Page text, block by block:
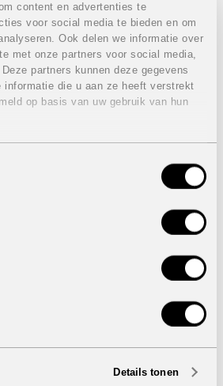
content en advertenties te
voor social media te bieden en om
Ook delen we informatie over
met onze partners voor social media,
partners kunnen deze gegevens
informatie die u aan ze heeft verstrekt
op basis van uw gebruik van hun
Details tonen
VERKOCHT
153,97 m²
182,76 m²